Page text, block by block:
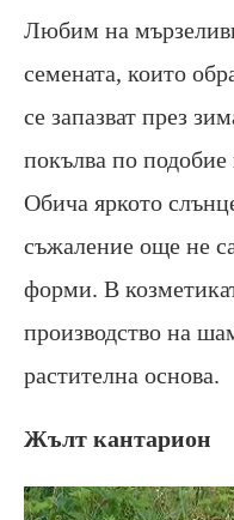
Любим на
семената, които
се запазват през
покълва по подобие
Обича яркото
съжаление още не
форми. В
производство на
растителна основа.
Жълт кантарион